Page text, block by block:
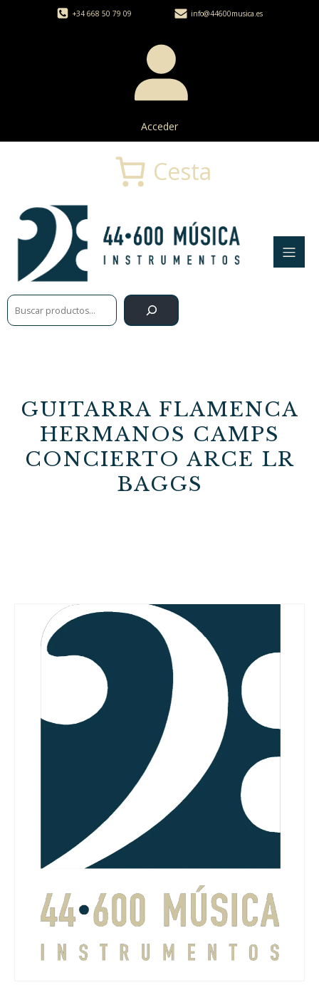
+34 668 50 79 09 info@44600musica.es
Acceder
Buscar
Cesta
GUITARRA FLAMENCA
HERMANOS CAMPS
CONCIERTO ARCE LR
BAGGS